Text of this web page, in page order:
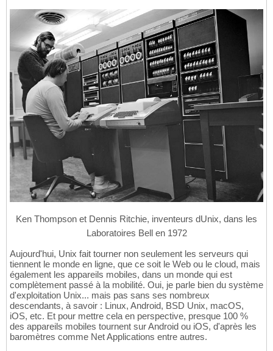
Ken Thompson et Dennis Ritchie, inventeurs dUnix, dans les
Laboratoires Bell en 1972
Aujourd'hui, Unix fait tourner non seulement les serveurs qui
tiennent le monde en ligne, que ce soit le Web ou le cloud, mais
également les appareils mobiles, dans un monde qui est
complètement passé à la mobilité. Oui, je parle bien du système
d'exploitation Unix... mais pas sans ses nombreux
descendants, à savoir : Linux, Android, BSD Unix, macOS,
iOS, etc. Et pour mettre cela en perspective, presque 100 %
des appareils mobiles tournent sur Android ou iOS, d'après les
baromètres comme Net Applications entre autres.